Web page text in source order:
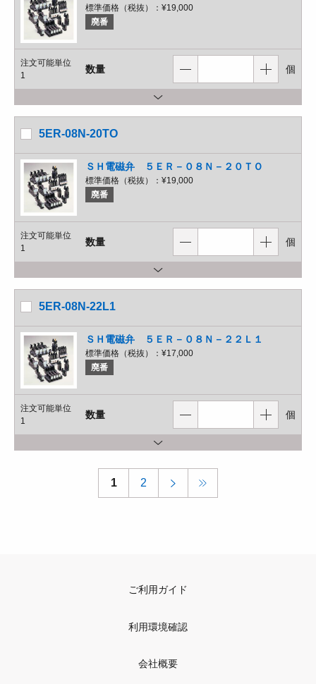
標準価格（税抜）： ¥19,000
廃番
注文可能単位
1
数量 個
5ER-08N-20TO
ＳＨ電磁弁 ５ＥＲ－０８Ｎ－２０ＴＯ
標準価格（税抜）： ¥19,000
廃番
注文可能単位
1
数量 個
5ER-08N-22L1
ＳＨ電磁弁 ５ＥＲ－０８Ｎ－２２Ｌ１
標準価格（税抜）： ¥17,000
廃番
注文可能単位
1
数量 個
1 2
ご利用ガイド
利用環境確認
会社概要